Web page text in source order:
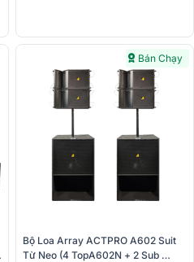
Bán Chạy
Bộ Loa Array ACTPRO A602 Suit
Từ Neo (4 TopA602N + 2 Sub